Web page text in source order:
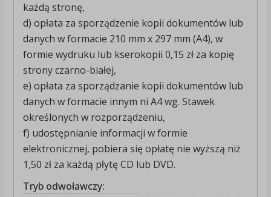
każdą stronę,
d) opłata za sporządzenie kopii dokumentów lub
danych w formacie 210 mm x 297 mm (A4), w
formie wydruku lub kserokopii 0,15 zł za kopię
strony czarno-białej,
e) opłata za sporządzanie kopii dokumentów lub
danych w formacie innym ni A4 wg. Stawek
określonych w rozporządzeniu,
f) udostępnianie informacji w formie
elektronicznej, pobiera się opłatę nie wyższą niż
1,50 zł za każdą płytę CD lub DVD.
Tryb odwoławczy: